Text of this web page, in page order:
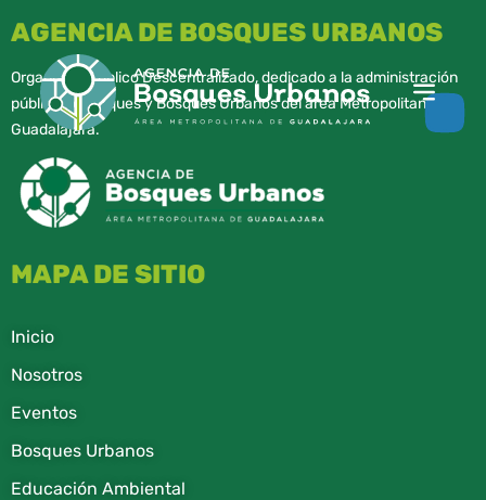
AGENCIA DE BOSQUES URBANOS
Organismo Público Descentralizado, dedicado a la administración
pública de parques y Bosques Urbanos del área Metropolitana de
Guadalajara.
MAPA DE SITIO
Inicio
Nosotros
Eventos
Bosques Urbanos
Educación Ambiental